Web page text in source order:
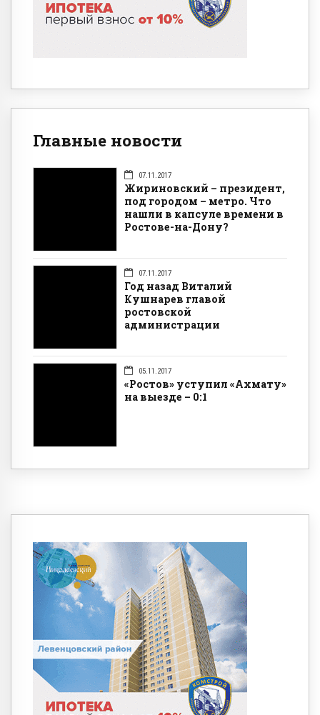
Главные новости
07.11.2017
Жириновский – президент,
под городом – метро. Что
нашли в капсуле времени в
Ростове-на-Дону?
07.11.2017
Год назад Виталий
Кушнарев главой
ростовской
администрации
05.11.2017
«Ростов» уступил «Ахмату»
на выезде – 0:1